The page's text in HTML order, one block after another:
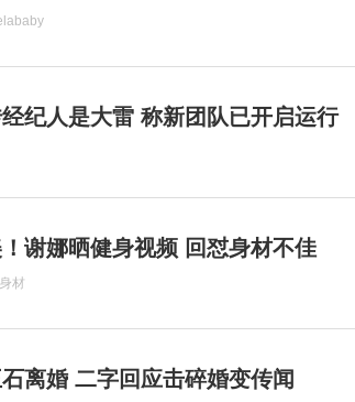
纪人是大雷 称新团队已开启运行
谢娜晒健身视频 回怼身材不佳
材
离婚 二字回应击碎婚变传闻